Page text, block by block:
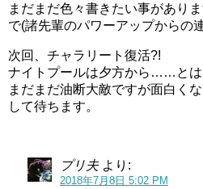
まだまだ色々書きたい事があり
で(諸先輩のパワーアップからの
次回、チャラリート復活?!
ナイトプールは夕方から……とは
まだまだ油断大敵ですが面白く
して待ちます。
プリ夫 より:
2018年7月8日 5:02 PM